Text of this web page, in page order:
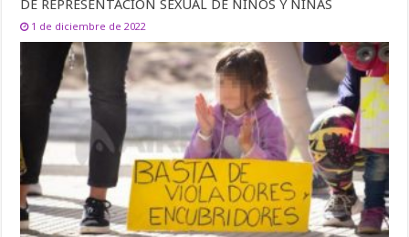
DE REPRESENTACIÓN SEXUAL DE NIÑOS Y NIÑAS
1 de diciembre de 2022